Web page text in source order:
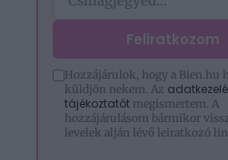
Feliratkozom
Hozzájárulok, hogy a Bien.hu
küldjön nekem. Az
tájékoztatót megismertem. A
hozzájárulásom bármikor
levelek alján lévő leiratkozó